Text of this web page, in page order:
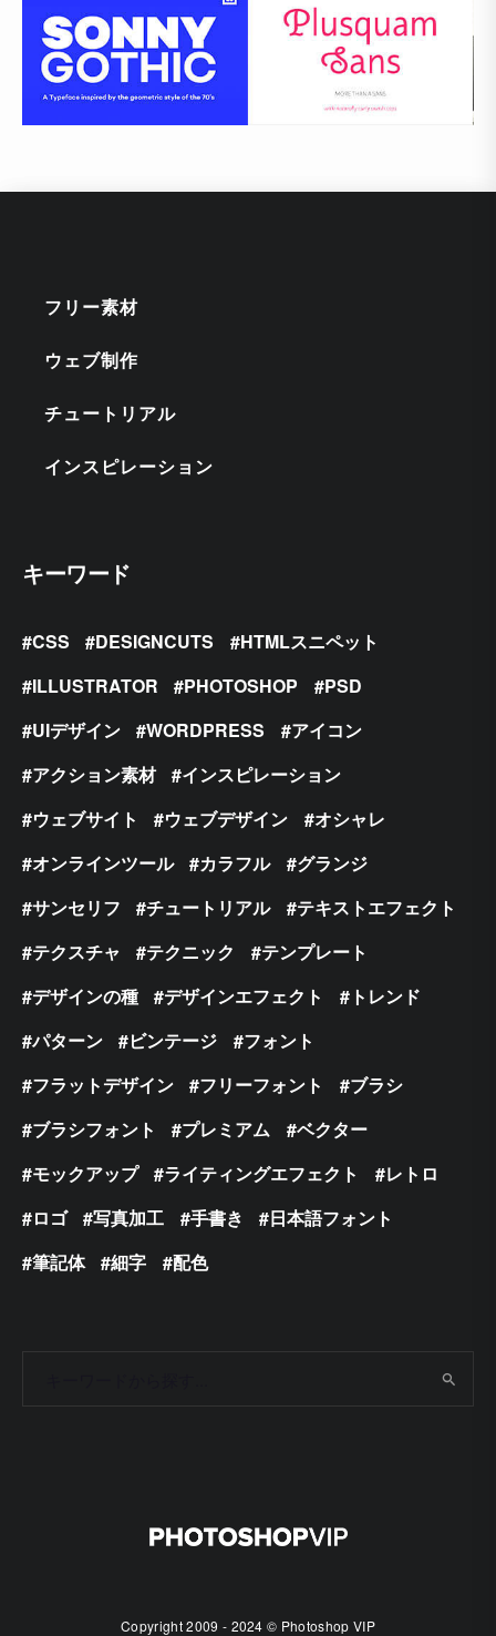
フリー素材
ウェブ制作
チュートリアル
インスピレーション
キーワード
CSS DESIGNCUTS
HTMLスニペット
ILLUSTRATOR
PHOTOSHOP
PSD
UIデザイン
WORDPRESS
アイコン
アクション素材
インスピレーション
ウェブサイト
ウェブデザイン
オシャレ
オンラインツール
カラフル
グランジ
サンセリフ
チュートリアル
テキストエフェクト
テクスチャ
テクニック
テンプレート
デザインの種
デザインエフェクト
トレンド
パターン
ビンテージ
フォント
フラットデザイン
フリーフォント
ブラシ
ブラシフォント
プレミアム
ベクター
モックアップ
ライティングエフェクト
レトロ
ロゴ
写真加工 手書き
日本語フォント
筆記体
細字 配色
Copyright 2009 - 2024 © Photoshop VIP